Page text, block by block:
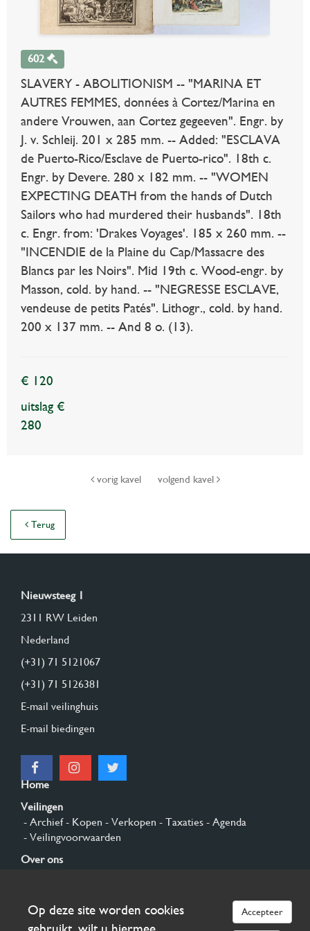
602
SLAVERY - ABOLITIONISM -- "MARINA ET
AUTRES FEMMES, données à Cortez/Marina en
andere Vrouwen, aan Cortez gegeeven". Engr. by
J. v. Schleij. 201 x 285 mm. -- Added: "ESCLAVA
de Puerto-Rico/Esclave de Puerto-rico". 18th c.
Engr. by Devere. 280 x 182 mm. -- "WOMEN
EXPECTING DEATH from the hands of Dutch
Sailors who had murdered their husbands". 18th
c. Engr. from: 'Drakes Voyages'. 185 x 260 mm. --
"INCENDIE de la Plaine du Cap/Massacre des
Blancs par les Noirs". Mid 19th c. Wood-engr. by
Masson, cold. by hand. -- "NEGRESSE ESCLAVE,
vendeuse de petits Patés". Lithogr., cold. by hand.
200 x 137 mm. -- And 8 o. (13).
€ 120
uitslag €
280
vorig kavel volgend kavel
Terug
Nieuwsteeg 1
2311 RW Leiden
Nederland
(+31) 71 5121067
(+31) 71 5126381
E-mail veilinghuis
E-mail biedingen
Home
Veilingen
- Archief- Kopen - Verkopen - Taxaties - Agenda
- Veilingvoorwaarden
Over ons
Aanmelden
Op deze site worden cookies
Accepteer